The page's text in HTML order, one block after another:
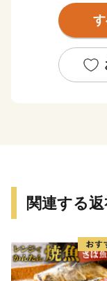
海を囲んで３つ
獲量を誇るアジ
山あいではその
お茶、お米とい
関連する